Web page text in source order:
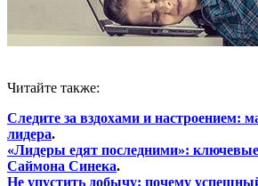
Читайте также:
Следите за вздохами и настроением:
лидера.
«Лидеры едят последними»: ключевые
Саймона Синека.
Не упустить добычу: почему